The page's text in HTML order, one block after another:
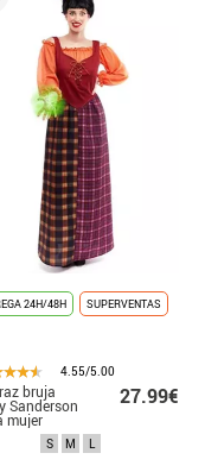
24H/48H SUPERVENTAS
4.55/5.00
bruja
Sanderson
mujer
27.99€
S M L